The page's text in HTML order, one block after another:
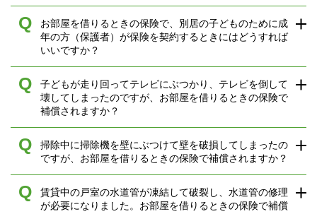
Q
お部屋を借りるときの保険で、別居の子どものために成
年の方（保護者）が保険を契約するときにはどうすれば
いいですか？
Q
子どもが走り回ってテレビにぶつかり、テレビを倒して
壊してしまったのですが、お部屋を借りるときの保険で
補償されますか？
Q
掃除中に掃除機を壁にぶつけて壁を破損してしまったの
ですが、お部屋を借りるときの保険で補償されますか？
Q
賃貸中の戸室の水道管が凍結して破裂し、水道管の修理
が必要になりました。お部屋を借りるときの保険で補償